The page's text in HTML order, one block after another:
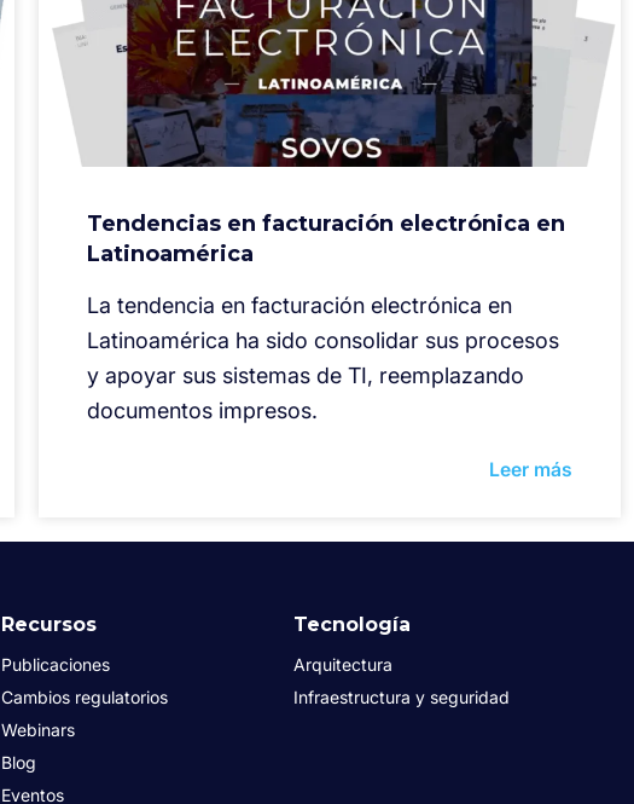
Tendencias en facturación electrónica en
Latinoamérica
La tendencia en facturación electrónica en
Latinoamérica ha sido consolidar sus procesos
y apoyar sus sistemas de TI, reemplazando
documentos impresos.
Leer más
Recursos
Publicaciones
Cambios regulatorios
Webinars
Blog
Eventos
Tecnología
Arquitectura
Infraestructura y seguridad